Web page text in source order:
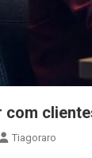
com
Tiagoraro